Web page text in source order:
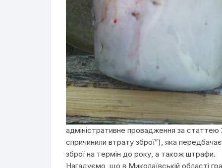
адміністративне провадження за статтею
спричинили втрату зброї”), яка
зброї на термін до року, а також штрафи.
Нагадуємо, що в Миколаївській області